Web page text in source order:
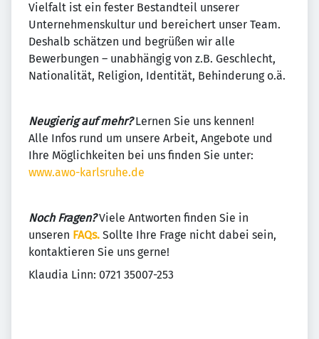
Vielfalt ist ein fester Bestandteil unserer
Unternehmenskultur und bereichert unser Team.
Deshalb schätzen und begrüßen wir alle
Bewerbungen – unabhängig von z.B. Geschlecht,
Nationalität, Religion, Identität, Behinderung o.ä.
Neugierig auf mehr?Lernen Sie uns kennen!
Alle Infos rund um unsere Arbeit, Angebote und
Ihre Möglichkeiten bei uns finden Sie unter:
www.awo-karlsruhe.de
Noch Fragen?Viele Antworten finden Sie in
unseren FAQs. Sollte Ihre Frage nicht dabei sein,
kontaktieren Sie uns gerne!
Klaudia Linn: 0721 35007-253